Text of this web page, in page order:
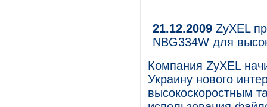
21.12.2009 ZyXEL
NBG334W для
Компания ZyXEL
Украину нового
высокоскоростным